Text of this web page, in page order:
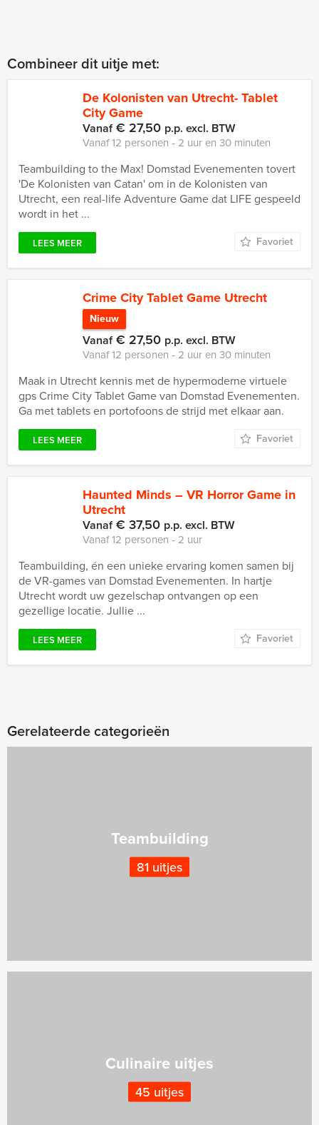
Combineer dit uitje met:
De Kolonisten van Utrecht- Tablet
City Game
Vanaf€ 27,50 p.p. excl. BTW
Vanaf 12 personen ‐ 2 uur en 30 minuten
Teambuilding to the Max! Domstad Evenementen tovert
'De Kolonisten van Catan' om in de Kolonisten van
Utrecht, een real-life Adventure Game dat LIFE gespeeld
wordt in het ...
LEES MEER Favoriet
Crime City Tablet Game Utrecht
Nieuw
Vanaf€ 27,50 p.p. excl. BTW
Vanaf 12 personen ‐ 2 uur en 30 minuten
Maak in Utrecht kennis met de hypermoderne virtuele
gps Crime City Tablet Game van Domstad Evenementen.
Ga met tablets en portofoons de strijd met elkaar aan.
LEES MEER Favoriet
Haunted Minds – VR Horror Game in
Utrecht
Vanaf€ 37,50 p.p. excl. BTW
Vanaf 12 personen ‐ 2 uur
Teambuilding, én een unieke ervaring komen samen bij
de VR-games van Domstad Evenementen. In hartje
Utrecht wordt uw gezelschap ontvangen op een
gezellige locatie. Jullie ...
LEES MEER Favoriet
Gerelateerde categorieën
Teambuilding
81 uitjes
Culinaire uitjes
45 uitjes